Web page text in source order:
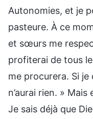
Autonomies, et je
pasteure. À ce
et sœurs me
profiterai de tous
me procurera. Si je
n’aurai rien. »
Je sais déjà que